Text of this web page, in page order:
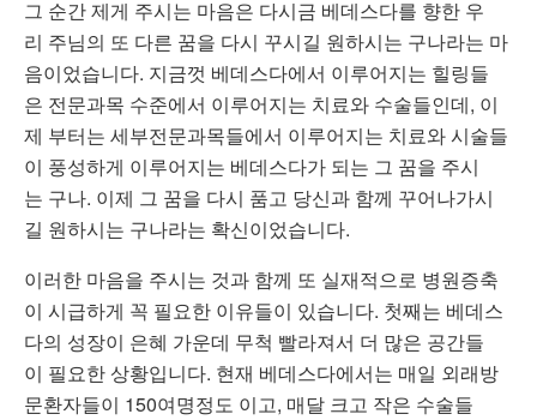
그 순간 제게 주시는 마음은 다시금 베데스다를 향한 우
리 주님의 또 다른 꿈을 다시 꾸시길 원하시는 구나라는 마
음이었습니다. 지금껏 베데스다에서 이루어지는 힐링들
은 전문과목 수준에서 이루어지는 치료와 수술들인데, 이
제 부터는 세부전문과목들에서 이루어지는 치료와 시술들
이 풍성하게 이루어지는 베데스다가 되는 그 꿈을 주시
는 구나. 이제 그 꿈을 다시 품고 당신과 함께 꾸어나가시
길 원하시는 구나라는 확신이었습니다.
이러한 마음을 주시는 것과 함께 또 실재적으로 병원증축
이 시급하게 꼭 필요한 이유들이 있습니다. 첫째는 베데스
다의 성장이 은혜 가운데 무척 빨라져서 더 많은 공간들
이 필요한 상황입니다. 현재 베데스다에서는 매일 외래방
문환자들이 150여명정도 이고, 매달 크고 작은 수술들